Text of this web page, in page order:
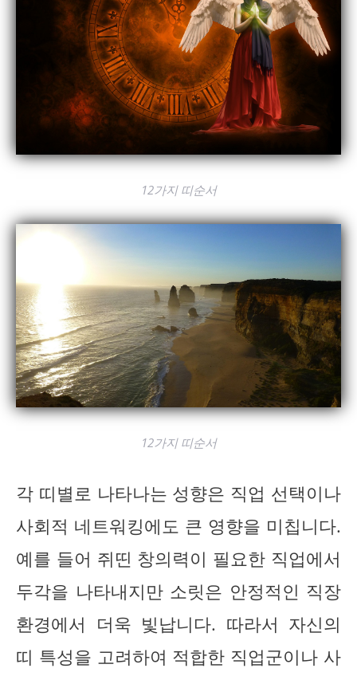
12가지 띠순서
12가지 띠순서
각 띠별로 나타나는 성향은 직업 선택이나
사회적 네트워킹에도 큰 영향을 미칩니다.
예를 들어 쥐띤 창의력이 필요한 직업에서
두각을 나타내지만 소릿은 안정적인 직장
환경에서 더욱 빛납니다. 따라서 자신의
띠 특성을 고려하여 적합한 직업군이나 사